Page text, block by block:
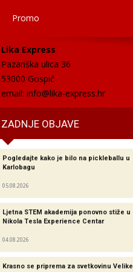
Promo
Lika Express
Pazariška ulica 36
53000 Gospić
email: info@lika-express.hr
ZADNJE OBJAVE
Pogledajte kako je bilo na pickleballu u
Karlobagu
05.08.2026
Ljetna STEM akademija ponovno stiže u
Nikola Tesla Experience Centar
04.08.2026
Krasno se priprema za svetkovinu Velike